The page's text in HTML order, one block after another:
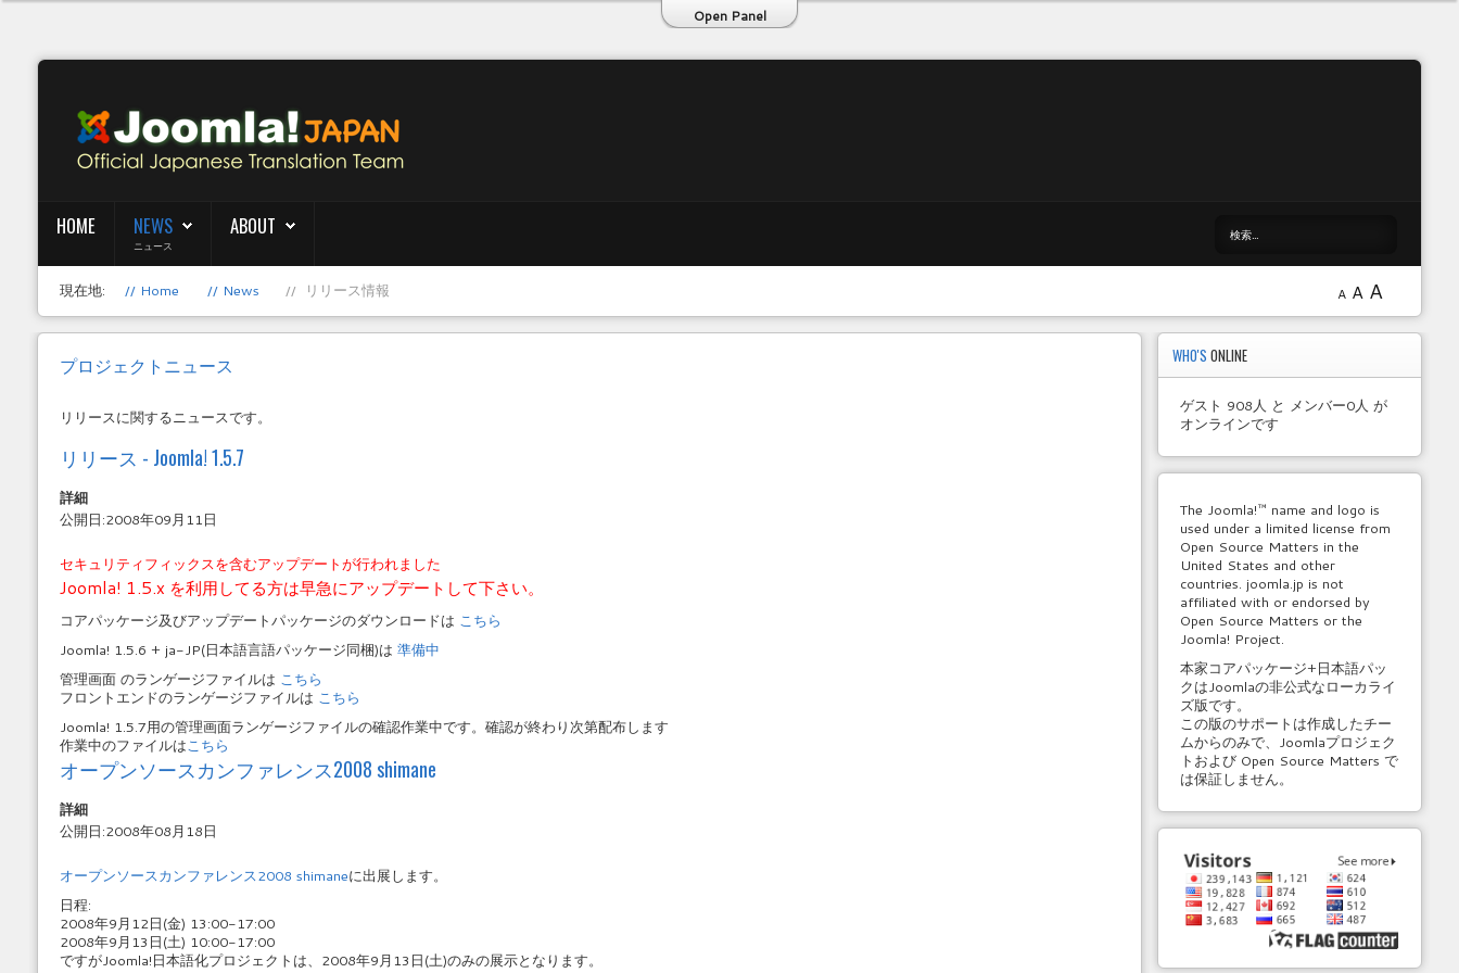
Open Panel
HOME NEWS
ニュース
ABOUT
現在地: Home News リリース情報 A A A
プロジェクトニュース
リリースに関するニュースです。
リリース - Joomla! 1.5.7
詳細
公開日:2008年09月11日
セキュリティフィックスを含むアップデートが行われました
Joomla! 1.5.x を利用してる方は早急にアップデートして下さい。
コアパッケージ及びアップデートパッケージのダウンロードは こちら
Joomla! 1.5.6 + ja-JP(日本語言語パッケージ同梱)は 準備中
管理画面 のランゲージファイルは こちら
フロントエンドのランゲージファイルは こちら
Joomla! 1.5.7用の管理画面ランゲージファイルの確認作業中です。確認が終わり次第配布します
作業中のファイルはこちら
オープンソースカンファレンス2008 shimane
詳細
公開日:2008年08月18日
オープンソースカンファレンス2008 shimaneに出展します。
日程:
2008年9月12日(金) 13:00-17:00
2008年9月13日(土) 10:00-17:00
ですがJoomla!日本語化プロジェクトは、2008年9月13日(土)のみの展示となります。
WHO'SONLINE
ゲスト 908人 と メンバー0人 が
オンラインです
The Joomla!™ name and logo is
used under a limited license from
Open Source Matters in the
United States and other
countries. joomla.jp is not
affiliated with or endorsed by
Open Source Matters or the
Joomla! Project.
本家コアパッケージ+日本語パッ
クはJoomlaの非公式なローカライ
ズ版です。
この版のサポートは作成したチー
ムからのみで、Joomlaプロジェク
トおよび Open Source Matters で
は保証しません。